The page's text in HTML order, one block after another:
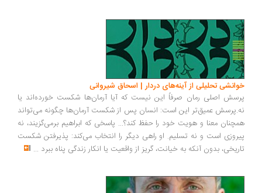
تحلیلی از آینه‌های دردار | اسحاق شیروانی
اصلی رمان صرفاً این نیست که آیا آرمان‌ها شکست خورده‌اند یا
عمیق‌تر این است: انسان پس از شکست آرمان‌ها چگونه می‌تواند
معنا و هویت خود را حفظ کند؟... پاسخی که ابراهیم برمی‌گزیند، نه
است و نه تسلیم. او راهی دیگر را انتخاب می‌کند: پذیرفتن شکست
بدون آنکه به خیانت، گریز از واقعیت یا انکار زندگی پناه ببرد...